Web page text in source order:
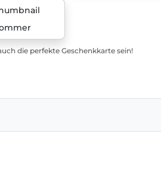
die perfekte Geschenkkarte sein!